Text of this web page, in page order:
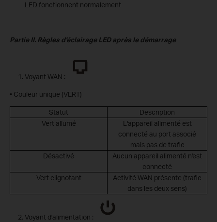
LED fonctionnent normalement
Partie II. Règles d'éclairage LED après le démarrage
Voyant WAN :
• Couleur unique (VERT)
Statut
Description
Vert allumé
L'appareil alimenté est
connecté au port associé
mais pas de trafic
Désactivé
Aucun appareil alimenté n'est
connecté
Vert clignotant
Activité WAN présente (trafic
dans les deux sens)
Voyant d'alimentation :